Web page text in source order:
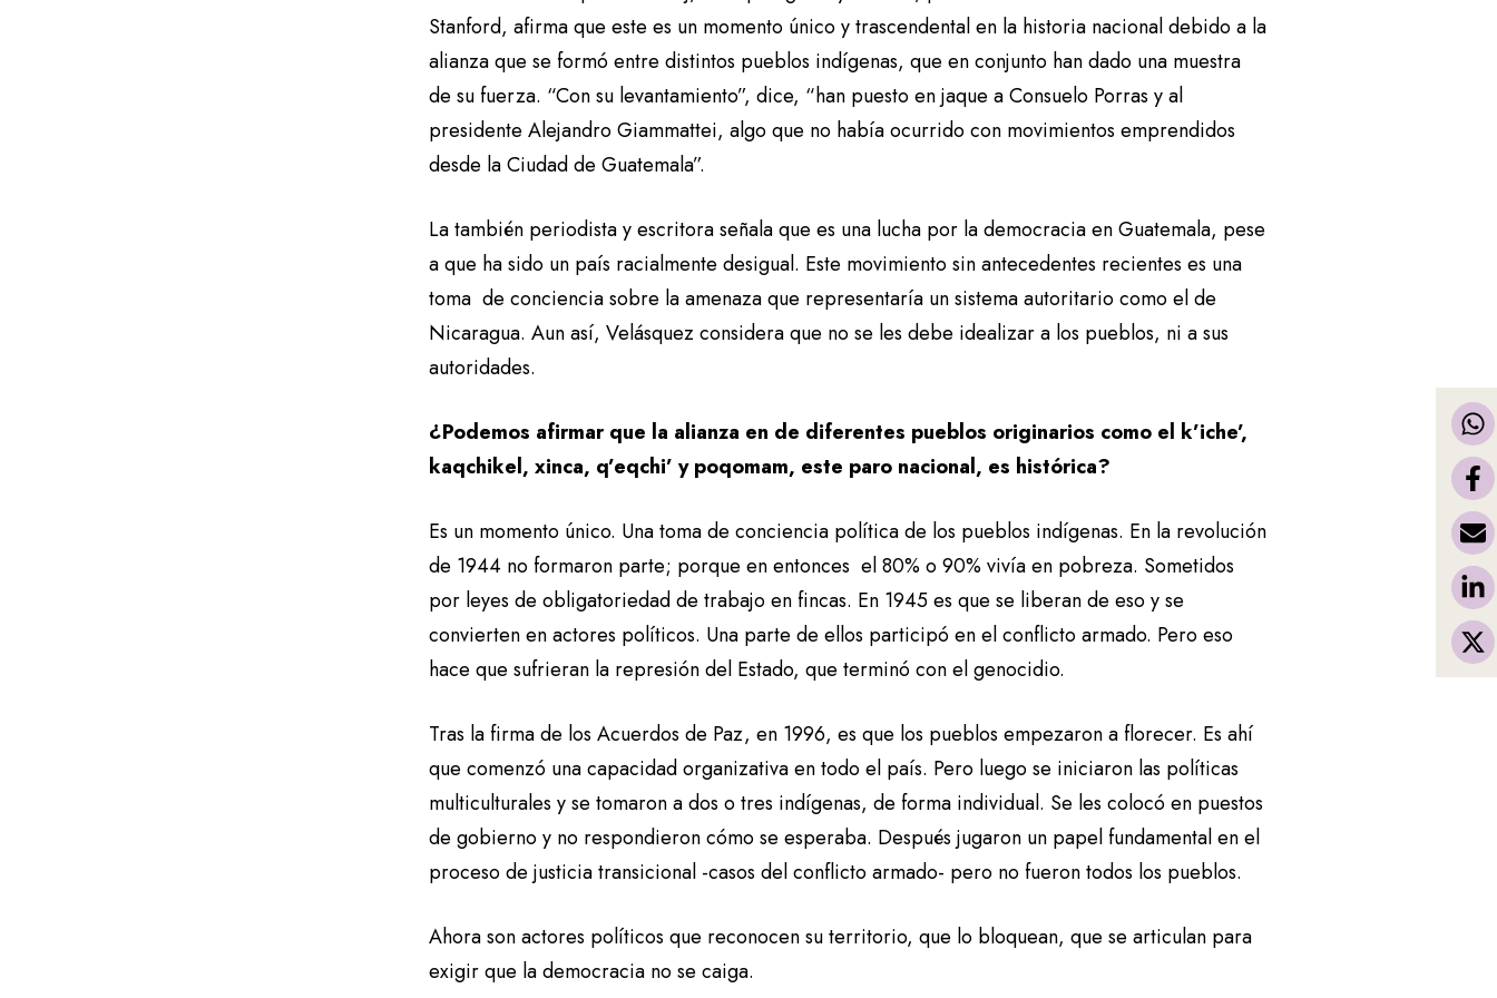
Stanford, afirma que este es un momento único y trascendental en la historia nacional debido a la
alianza que se formó entre distintos pueblos indígenas, que en conjunto han dado una muestra
de su fuerza. “Con su levantamiento”, dice, “han puesto en jaque a Consuelo Porras y al
presidente Alejandro Giammattei, algo que no había ocurrido con movimientos emprendidos
desde la Ciudad de Guatemala”.
La también periodista y escritora señala que es una lucha por la democracia en Guatemala, pese
a que ha sido un país racialmente desigual. Este movimiento sin antecedentes recientes es una
toma de conciencia sobre la amenaza que representaría un sistema autoritario como el de
Nicaragua. Aun así, Velásquez considera que no se les debe idealizar a los pueblos, ni a sus
autoridades.
¿Podemos afirmar que la alianza en de diferentes pueblos originarios como el k’iche’,
kaqchikel, xinca, q’eqchi’ y poqomam, este paro nacional, es histórica?
Es un momento único. Una toma de conciencia política de los pueblos indígenas. En la revolución
de 1944 no formaron parte; porque en entonces el 80% o 90% vivía en pobreza. Sometidos
por leyes de obligatoriedad de trabajo en fincas. En 1945 es que se liberan de eso y se
convierten en actores políticos. Una parte de ellos participó en el conflicto armado. Pero eso
hace que sufrieran la represión del Estado, que terminó con el genocidio.
Tras la firma de los Acuerdos de Paz, en 1996, es que los pueblos empezaron a florecer. Es ahí
que comenzó una capacidad organizativa en todo el país. Pero luego se iniciaron las políticas
multiculturales y se tomaron a dos o tres indígenas, de forma individual. Se les colocó en puestos
de gobierno y no respondieron cómo se esperaba. Después jugaron un papel fundamental en el
proceso de justicia transicional -casos del conflicto armado- pero no fueron todos los pueblos.
Ahora son actores políticos que reconocen su territorio, que lo bloquean, que se articulan para
exigir que la democracia no se caiga.